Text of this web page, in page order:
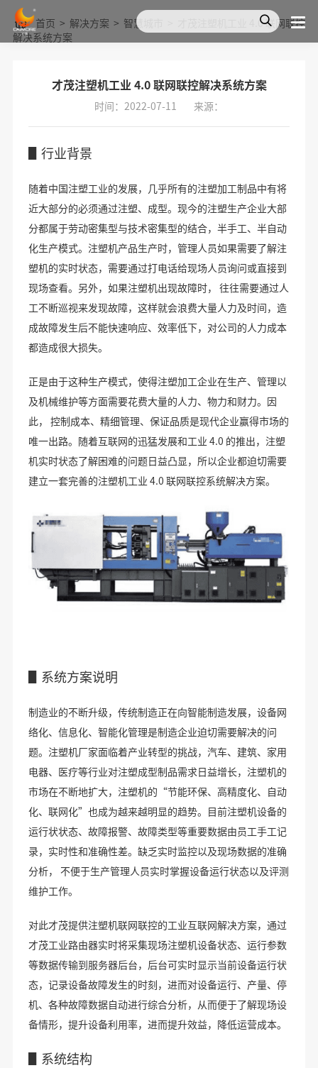
首页 > 解决方案 > 智慧城市
才茂注塑机工业 4.0 联网联控
解决系统方案
才茂注塑机工业 4.0 联网联控解决系统方案
时间：2022-07-11 来源：
▋行业背景
随着中国注塑工业的发展，几乎所有的注塑加工制品中有将
近大部分的必须通过注塑、成型。现今的注塑生产企业大部
分都属于劳动密集型与技术密集型的结合，半手工、半自动
化生产模式。注塑机产品生产时，管理人员如果需要了解注
塑机的实时状态，需要通过打电话给现场人员询问或直接到
现场查看。另外，如果注塑机出现故障时， 往往需要通过人
工不断巡视来发现故障，这样就会浪费大量人力及时间，造
成故障发生后不能快速响应、效率低下，对公司的人力成本
都造成很大损失。
正是由于这种生产模式，使得注塑加工企业在生产、管理以
及机械维护等方面需要花费大量的人力、物力和财力。因
此， 控制成本、精细管理、保证品质是现代企业赢得市场的
唯一出路。随着互联网的迅猛发展和工业 4.0 的推出，注塑
机实时状态了解困难的问题日益凸显，所以企业都迫切需要
建立一套完善的注塑机工业 4.0 联网联控系统解决方案。
▋系统方案说明
制造业的不断升级，传统制造正在向智能制造发展，设备网
络化、信息化、智能化管理是制造企业迫切需要解决的问
题。注塑机厂家面临着产业转型的挑战，汽车、建筑、家用
电器、医疗等行业对注塑成型制品需求日益增长，注塑机的
市场在不断地扩大，注塑机的“节能环保、高精度化、自动
化、联网化”也成为越来越明显的趋势。目前注塑机设备的
运行状状态、故障报警、故障类型等重要数据由员工手工记
录，实时性和准确性差。缺乏实时监控以及现场数据的准确
分析， 不便于生产管理人员实时掌握设备运行状态以及评测
维护工作。
对此才茂提供注塑机联网联控的工业互联网解决方案，通过
才茂工业路由器实时将采集现场注塑机设备状态、运行参数
等数据传输到服务器后台，后台可实时显示当前设备运行状
态，记录设备故障发生的时刻，进而对设备运行、产量、停
机、各种故障数据自动进行综合分析，从而便于了解现场设
备情形，提升设备利用率，进而提升效益，降低运营成本。
▋系统结构